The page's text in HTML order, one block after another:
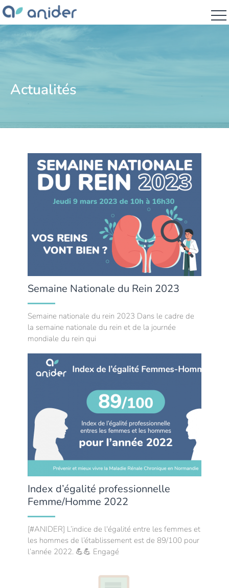
Actualités
Semaine Nationale du Rein 2023
Semaine nationale du rein 2023 Dans le cadre de
la semaine nationale du rein et de la journée
mondiale du rein qui
Index d’égalité professionnelle
Femme/Homme 2022
[#ANIDER] L’indice de l'égalité entre les femmes et
les hommes de l’établissement est de 89/100 pour
l’année 2022. 💪💪 Engagé